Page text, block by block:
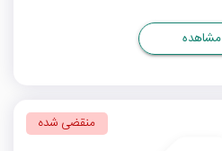
مشاهده
منقضی شده